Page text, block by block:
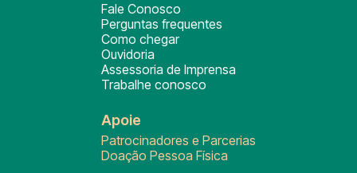
Fale Conosco
Perguntas frequentes
Como chegar
Ouvidoria
Assessoria de Imprensa
Trabalhe conosco
Apoie
Patrocinadores e Parcerias
Doação Pessoa Física